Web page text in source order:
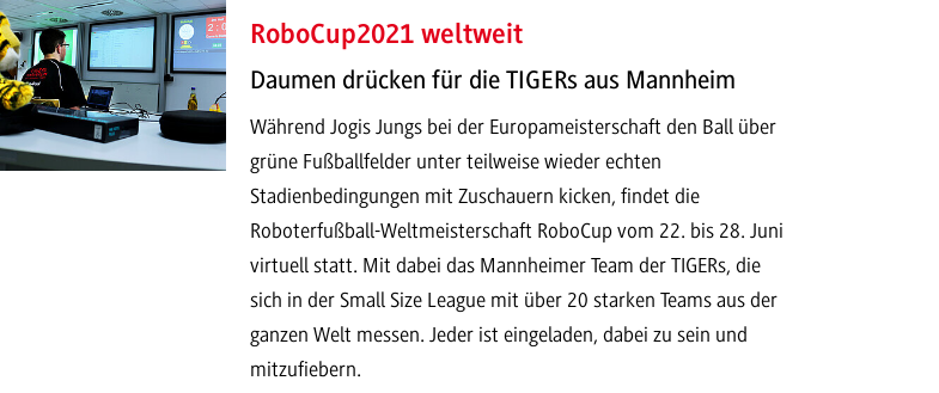
RoboCup2021 weltweit
Daumen drücken für die TIGERs aus Mannheim
Während Jogis Jungs bei der Europameisterschaft den Ball über
grüne Fußballfelder unter teilweise wieder echten
Stadienbedingungen mit Zuschauern kicken, findet die
Roboterfußball-Weltmeisterschaft RoboCup vom 22. bis 28. Juni
virtuell statt. Mit dabei das Mannheimer Team der TIGERs, die
sich in der Small Size League mit über 20 starken Teams aus der
ganzen Welt messen. Jeder ist eingeladen, dabei zu sein und
mitzufiebern.